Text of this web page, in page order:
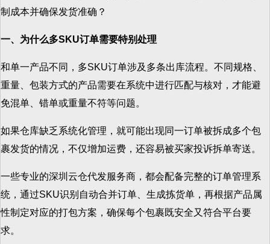
制成本并确保发货准确？
一、为什么多SKU订单需要特别处理
和单一产品不同，多SKU订单涉及多条出库流程。不同规格、
重量、包装方式的产品需要在系统中进行匹配与核对，才能避
免混单、错单或重量不符等问题。
如果仓库缺乏系统化管理，就可能出现同一订单被拆成多个包
裹发货的情况，不仅增加运费，还容易被买家投诉拆单寄送。
一些专业的深圳云仓代发服务商，都会配备完整的订单管理系
统，通过SKU识别自动合并订单、生成拣货单，再根据产品属
性制定对应的打包方案，确保每个包裹既安全又符合平台要
求。